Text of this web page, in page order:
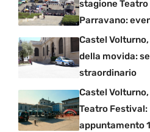
stagione Teatro
Parravano:
Castel
della movida:
straordinario
Castel
Teatro Festival:
appuntamento